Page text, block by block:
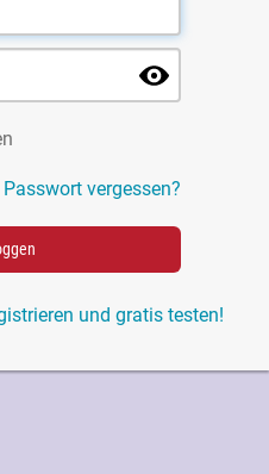
Passwort vergessen?
und gratis testen!